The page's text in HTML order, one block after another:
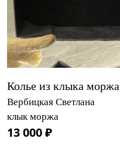
Колье из клыка моржа
Вербицкая Светлана
клык моржа
13 000 ₽